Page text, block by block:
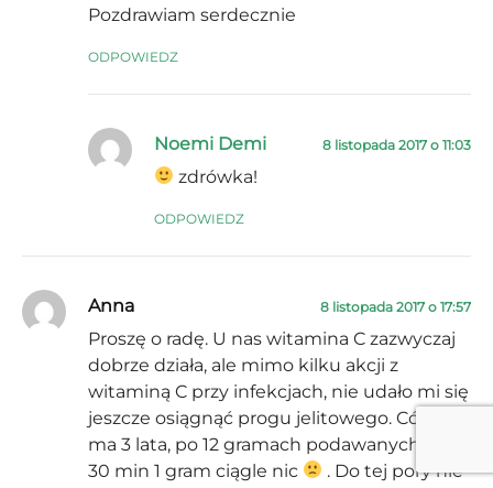
Pozdrawiam serdecznie
ODPOWIEDZ
Noemi Demi 8 listopada 2017 o 11:03
zdrówka!
ODPOWIEDZ
Anna 8 listopada 2017 o 17:57
Proszę o radę. U nas witamina C zazwyczaj
dobrze działa, ale mimo kilku akcji z
witaminą C przy infekcjach, nie udało mi się
jeszcze osiągnąć progu jelitowego. Córka
ma 3 lata, po 12 gramach podawanych co
30 min 1 gram ciągle nic
. Do tej pory nie